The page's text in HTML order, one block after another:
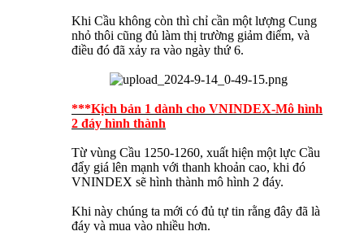
Khi Cầu không còn thì chỉ cần một lượng Cung
nhỏ thôi cũng đủ làm thị trường giảm điểm, và
điều đó đã xảy ra vào ngày thứ 6.
***Kịch bản 1 dành cho VNINDEX-Mô hình
2 đáy hình thành
Từ vùng Cầu 1250-1260, xuất hiện một lực Cầu
đẩy giá lên mạnh với thanh khoản cao, khi đó
VNINDEX sẽ hình thành mô hình 2 đáy.
Khi này chúng ta mới có đủ tự tin rằng đây đã là
đáy và mua vào nhiều hơn.